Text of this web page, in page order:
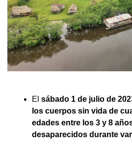
El sábado 1 de julio de
los cuerpos sin vida de
edades entre los 3 y 8
desaparecidos durante